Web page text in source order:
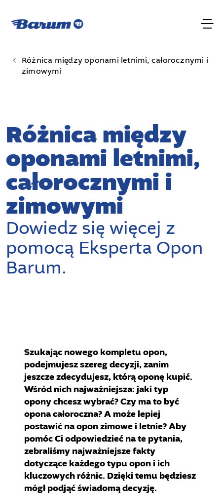
Różnica między oponami letnimi, całorocznymi i
zimowymi
Różnica między
oponami letnimi,
całorocznymi i
zimowymi
Dowiedz się więcej z
pomocą Eksperta Opon
Barum.
Szukając nowego kompletu opon,
podejmujesz szereg decyzji, zanim
jeszcze zdecydujesz, którą oponę kupić.
Wśród nich najważniejsza: jaki typ
opony chcesz wybrać? Czy ma to być
opona całoroczna? A może lepiej
postawić na opon zimowe i letnie? Aby
pomóc Ci odpowiedzieć na te pytania,
zebraliśmy najważniejsze fakty
dotyczące każdego typu opon i ich
kluczowych różnic. Dzięki temu będziesz
mógł podjąć świadomą decyzję.